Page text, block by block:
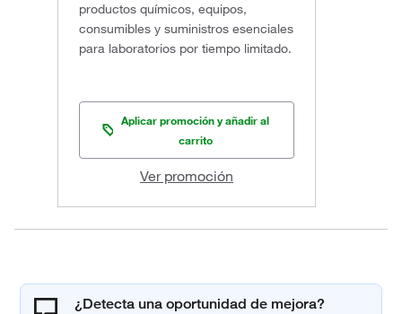
productos químicos, equipos,
consumibles y suministros esenciales
para laboratorios por tiempo limitado.
Aplicar promoción y añadir al
carrito
Ver promoción
¿Detecta una oportunidad de mejora?